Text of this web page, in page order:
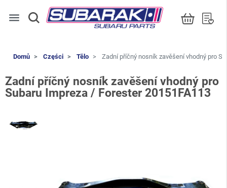
menu
Domů Części Tělo Zadní příčný nosník zavěšení vhodný pro
Zadní příčný nosník zavěšení vhodný pro
Subaru Impreza / Forester 20151FA113